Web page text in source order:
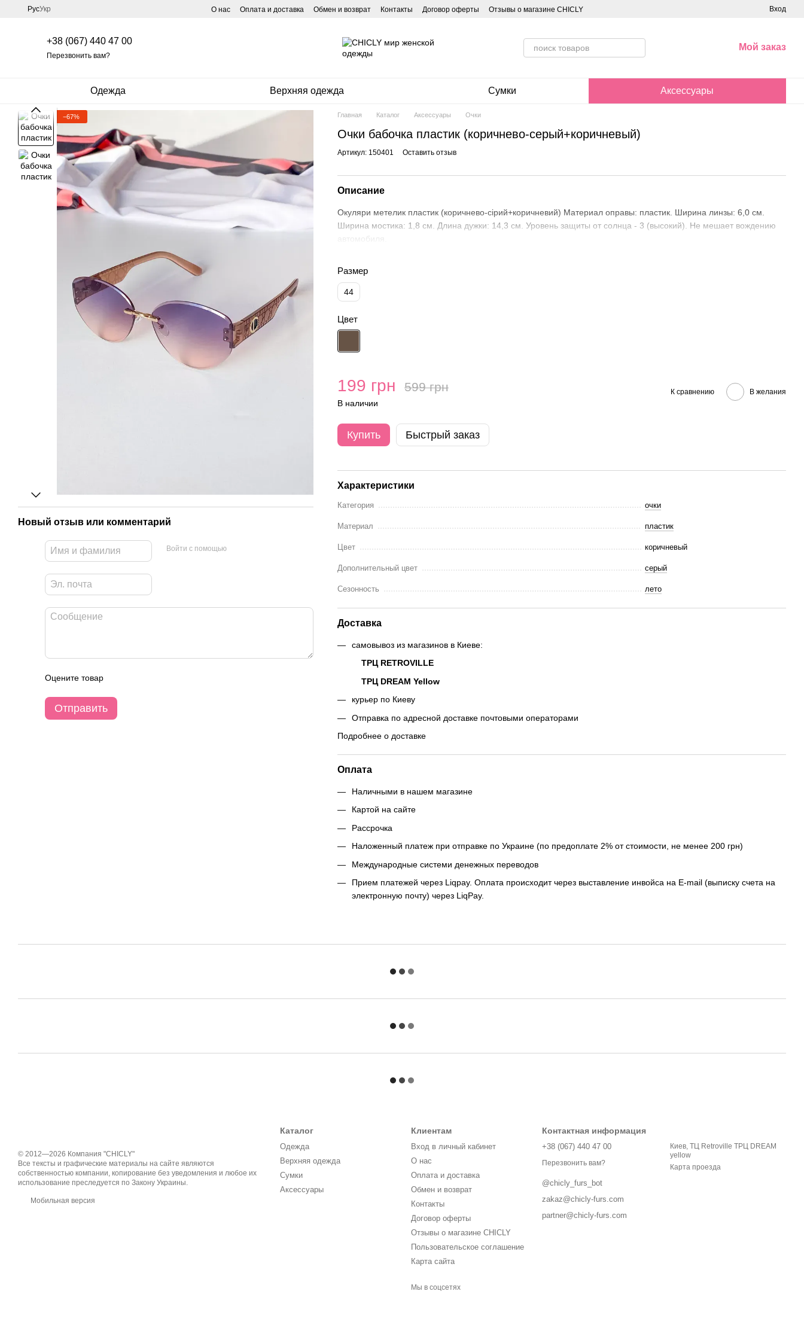
Перейти к основному контенту
РусУкр О нас Оплата и доставка Обмен и возврат Контакты Договор оферты Отзывы о магазине CHICLY Вход
+38 (067) 440 47 00
Перезвонить вам?
Мой заказ
Одежда Верхняя одежда Сумки Аксессуары
−67%
Новый отзыв или комментарий
Войти с помощью
Оцените товар
Отправить
Главная Каталог Аксессуары Очки
Очки бабочка пластик (коричнево-серый+коричневый)
Артикул: 150401 Оставить отзыв
Описание
Окуляри метелик пластик (коричнево-сірий+коричневий) Материал оправы: пластик. Ширина линзы: 6,0 см.
Ширина мостика: 1,8 см. Длина дужки: 14,3 см. Уровень защиты от солнца - 3 (высокий). Не мешает вождению
автомобиля.
Размер
44
Цвет
199 грн 599 грн
В наличии
К сравнению В желания
Купить Быстрый заказ
Характеристики
Категория очки
Материал пластик
Цвет коричневый
Дополнительный цвет серый
Сезонность лето
Доставка
самовывоз из магазинов в Киеве:
ТРЦ RETROVILLE
ТРЦ DREAM Yellow
курьер по Киеву
Отправка по адресной доставке почтовыми операторами
Подробнее о доставке
Оплата
Наличными в нашем магазине
Картой на сайте
Рассрочка
Наложенный платеж при отправке по Украине (по предоплате 2% от стоимости, не менее 200 грн)
Международные системи денежных переводов
Прием платежей через Liqpay. Оплата происходит через выставление инвойса на E-mail (выписку счета на
электронную почту) через LiqPay.
© 2012—2026 Компания "CHICLY"
Все тексты и графические материалы на сайте являются
собственностью компании, копирование без уведомления и любое их
использование преследуется по Закону Украины.
Мобильная версия
Каталог
Одежда
Верхняя одежда
Сумки
Аксессуары
Клиентам
Вход в личный кабинет
О нас
Оплата и доставка
Обмен и возврат
Контакты
Договор оферты
Отзывы о магазине CHICLY
Пользовательское соглашение
Карта сайта
Мы в соцсетях
Контактная информация
+38 (067) 440 47 00
Перезвонить вам?
@chicly_furs_bot
zakaz@chicly-furs.com
partner@chicly-furs.com
Киев, ТЦ Retroville ТРЦ DREAM
yellow
Карта проезда